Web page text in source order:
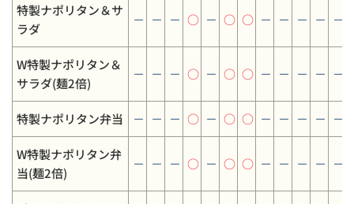
特製ナポリタン＆サ
ラダ
－ － － ○ － ○ ○ － － － － －
W特製ナポリタン＆
サラダ(麺2倍)
－ － － ○ － ○ ○ － － － － －
特製ナポリタン弁当 － － － ○ － ○ ○ － － － － －
W特製ナポリタン弁
当(麺2倍)
－ － － ○ － ○ ○ － － － － －